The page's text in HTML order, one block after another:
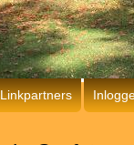
Linkpartners